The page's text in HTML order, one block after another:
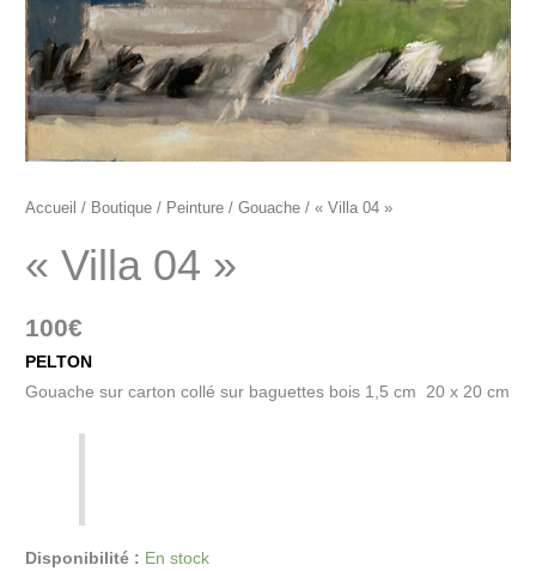
Accueil / Boutique / Peinture /Gouache / « Villa 04 »
« Villa 04 »
100€
PELTON
Gouache sur carton collé sur baguettes bois 1,5 cm 20 x 20 cm
Disponibilité : En stock